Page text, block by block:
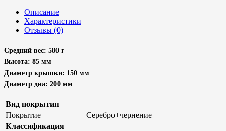
Описание
Характеристики
Отзывы (0)
Средний вес: 580 г
Высота: 85 мм
Диаметр крышки: 150 мм
Диаметр дна: 200 мм
Вид покрытия
Покрытие
Серебро+чернение
Классификация